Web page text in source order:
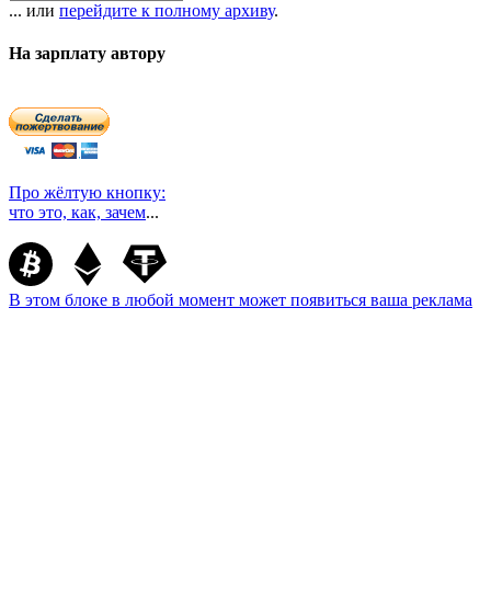
... или перейдите к полному архиву.
На зарплату автору
Про жёлтую кнопку:
что это, как, зачем...
В этом блоке в любой момент может появиться ваша реклама